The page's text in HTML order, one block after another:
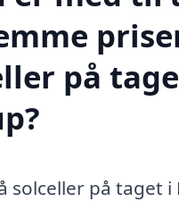
på
solceller på taget